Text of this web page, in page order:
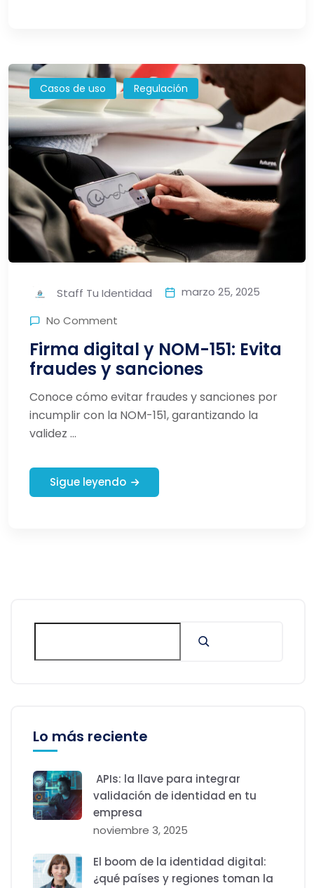
Casos de uso Regulación
Staff Tu Identidad
marzo 25, 2025
No Comment
Firma digital y NOM-151: Evita
fraudes y sanciones
Conoce cómo evitar fraudes y sanciones por
incumplir con la NOM-151, garantizando la
validez ...
Sigue leyendo
Lo más reciente
APIs: la llave para integrar
validación de identidad en tu
empresa
noviembre 3, 2025
El boom de la identidad digital:
¿qué países y regiones toman la